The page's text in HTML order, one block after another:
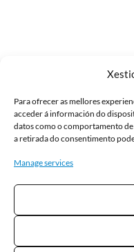
Para ofrecer as mellores
acceder á información do
datos como o comportamento
a retirada do consentimento
Manage services